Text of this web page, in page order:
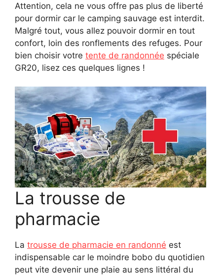
Attention, cela ne vous offre pas plus de liberté
pour dormir car le camping sauvage est interdit.
Malgré tout, vous allez pouvoir dormir en tout
confort, loin des ronflements des refuges. Pour
bien choisir votre tente de randonnée spéciale
GR20, lisez ces quelques lignes !
La trousse de
pharmacie
La trousse de pharmacie en randonné est
indispensable car le moindre bobo du quotidien
peut vite devenir une plaie au sens littéral du